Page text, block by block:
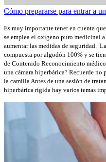
Cómo prepararse para entrar a
Es muy importante tener en cuenta
se emplea el oxígeno puro medicinal
aumentar las medidas de seguridad.
compuesta por algodón 100% y se
de Contenido Reconocimiento
una cámara hiperbárica? Recuerde no
la camilla Antes de una sesión de
hiperbárica rígida hay varios temas